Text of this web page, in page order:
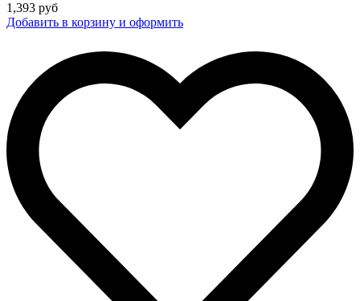
1,393 руб
Добавить в корзину и оформить